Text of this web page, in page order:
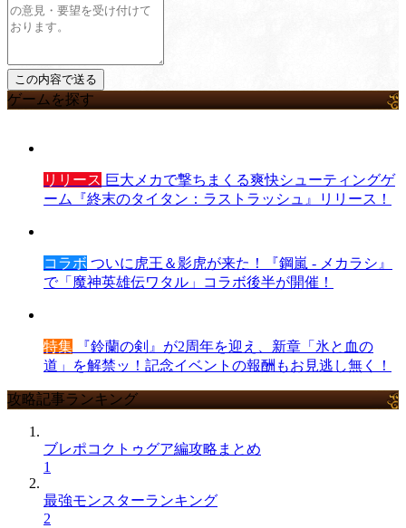
ゲームを探す
リリース 巨大メカで撃ちまくる爽快シューティングゲ
ーム『終末のタイタン：ラストラッシュ』リリース！
コラボ ついに虎王＆影虎が来た！『鋼嵐 - メカラシ』
で「魔神英雄伝ワタル」コラボ後半が開催！
特集 『鈴蘭の剣』が2周年を迎え、新章「氷と血の
道」を解禁ッ！記念イベントの報酬もお見逃し無く！
攻略記事ランキング
ブレポコクトゥグア編攻略まとめ
1
最強モンスターランキング
2